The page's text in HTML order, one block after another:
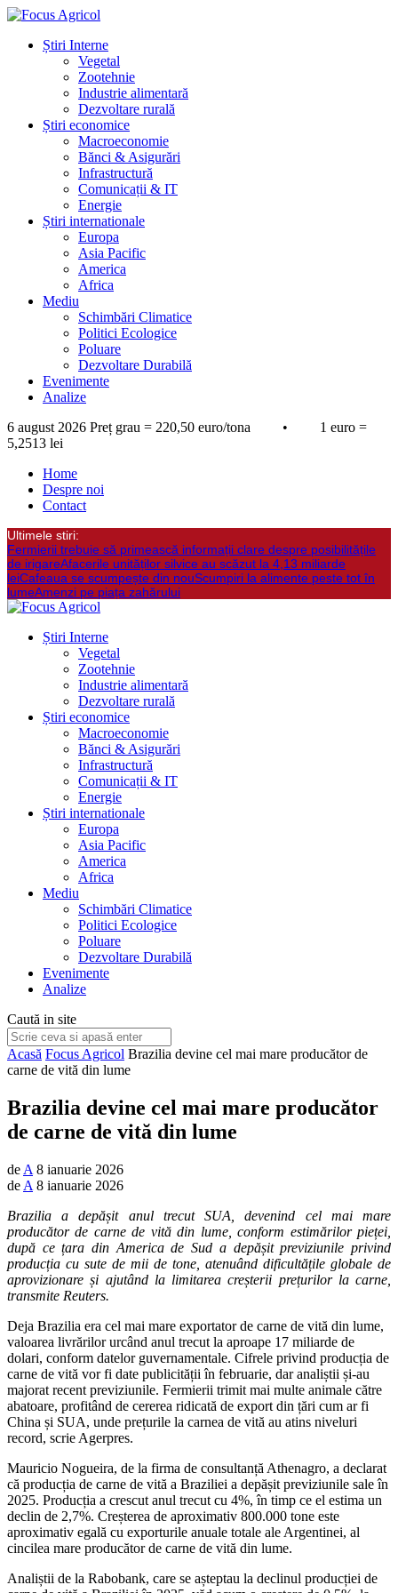
Știri Interne
Vegetal
Zootehnie
Industrie alimentară
Dezvoltare rurală
Știri economice
Macroeconomie
Bănci & Asigurări
Infrastructură
Comunicații & IT
Energie
Știri internationale
Europa
Asia Pacific
America
Africa
Mediu
Schimbări Climatice
Politici Ecologice
Poluare
Dezvoltare Durabilă
Evenimente
Analize
6 august 2026 Preț grau = 220,50 euro/tona • 1 euro =
5,2513 lei
Home
Despre noi
Contact
Ultimele stiri:
Fermierii trebuie să primească informații clare despre posibilitățile
de irigareAfacerile unităților silvice au scăzut la 4,13 miliarde
leiCafeaua se scumpește din nouScumpiri la alimente peste tot în
lumeAmenzi pe piața zahărului
Știri Interne
Vegetal
Zootehnie
Industrie alimentară
Dezvoltare rurală
Știri economice
Macroeconomie
Bănci & Asigurări
Infrastructură
Comunicații & IT
Energie
Știri internationale
Europa
Asia Pacific
America
Africa
Mediu
Schimbări Climatice
Politici Ecologice
Poluare
Dezvoltare Durabilă
Evenimente
Analize
Caută in site
Acasă Focus Agricol Brazilia devine cel mai mare producător de
carne de vită din lume
Brazilia devine cel mai mare producător
de carne de vită din lume
de A 8 ianuarie 2026
de A 8 ianuarie 2026
Brazilia a depășit anul trecut SUA, devenind cel mai mare
producător de carne de vită din lume, conform estimărilor pieței,
după ce țara din America de Sud a depășit previziunile privind
producția cu sute de mii de tone, atenuând dificultățile globale de
aprovizionare și ajutând la limitarea creșterii prețurilor la carne,
transmite Reuters.
Deja Brazilia era cel mai mare exportator de carne de vită din lume,
valoarea livrărilor urcând anul trecut la aproape 17 miliarde de
dolari, conform datelor guvernamentale. Cifrele privind producția de
carne de vită vor fi date publicității în februarie, dar analiștii și-au
majorat recent previziunile. Fermierii trimit mai multe animale către
abatoare, profitând de cererea ridicată de export din țări cum ar fi
China și SUA, unde prețurile la carnea de vită au atins niveluri
record, scrie Agerpres.
Mauricio Nogueira, de la firma de consultanță Athenagro, a declarat
că producția de carne de vită a Braziliei a depășit previziunile sale în
2025. Producția a crescut anul trecut cu 4%, în timp ce el estima un
declin de 2,7%. Creșterea de aproximativ 800.000 tone este
aproximativ egală cu exporturile anuale totale ale Argentinei, al
cincilea mare producător de carne de vită din lume.
Analiștii de la Rabobank, care se așteptau la declinul producției de